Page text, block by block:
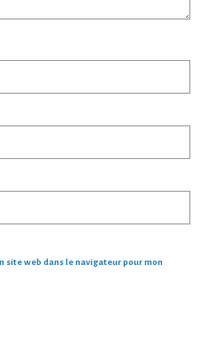
site web dans le navigateur pour mon